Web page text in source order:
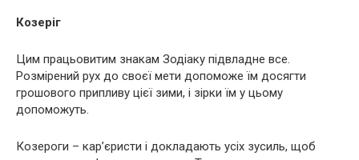
Козеріг
Цим працьовитим знакам Зодіаку підвладне все.
Розмірений рух до своєї мети допоможе їм досягти
грошового припливу цієї зими, і зірки їм у цьому
допоможуть.
Козероги – кар’єристи і докладають усіх зусиль, щоб